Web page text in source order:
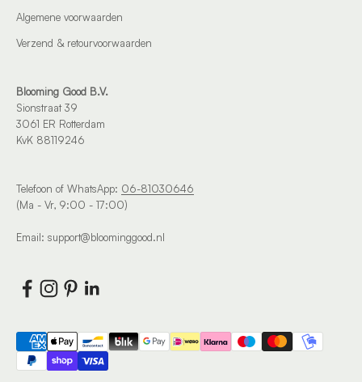
Algemene voorwaarden
Verzend & retourvoorwaarden
Blooming Good B.V.
Sionstraat 39
3061 ER Rotterdam
KvK 88119246
Telefoon of WhatsApp: 06-81030646
(Ma - Vr, 9:00 - 17:00)
Email: support@bloominggood.nl